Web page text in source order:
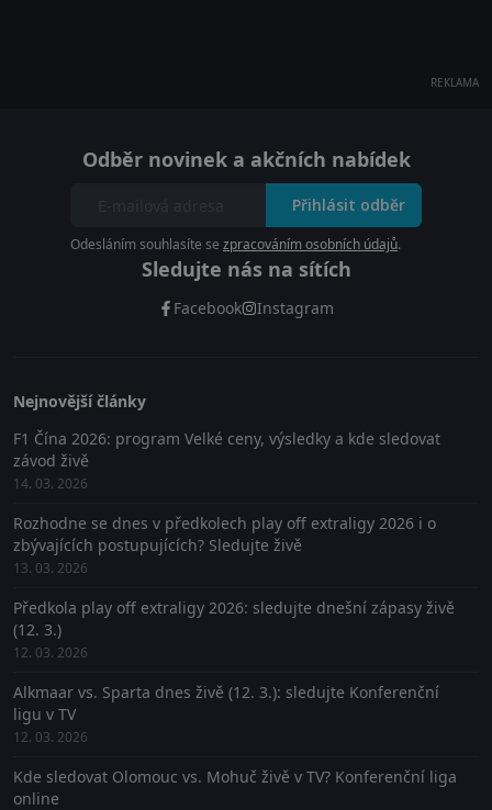
REKLAMA
Odběr novinek a akčních nabídek
Přihlásit odběr
Odesláním souhlasíte se zpracováním osobních údajů.
Sledujte nás na sítích
Facebook Instagram
Nejnovější články
F1 Čína 2026: program Velké ceny, výsledky a kde sledovat
závod živě
14. 03. 2026
Rozhodne se dnes v předkolech play off extraligy 2026 i o
zbývajících postupujících? Sledujte živě
13. 03. 2026
Předkola play off extraligy 2026: sledujte dnešní zápasy živě
(12. 3.)
12. 03. 2026
Alkmaar vs. Sparta dnes živě (12. 3.): sledujte Konferenční
ligu v TV
12. 03. 2026
Kde sledovat Olomouc vs. Mohuč živě v TV? Konferenční liga
online